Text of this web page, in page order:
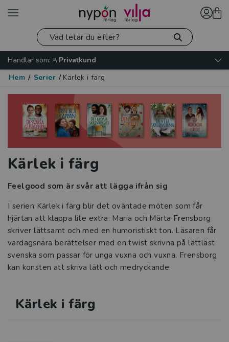
Handlar som:
Privatkund
Hem / Serier / Kärlek i färg
Kärlek i färg
Feelgood som är svår att lägga ifrån sig
I serien Kärlek i färg blir det oväntade möten som får
hjärtan att klappa lite extra. Maria och Märta Frensborg
skriver lättsamt och med en humoristiskt ton. Läsaren får
vardagsnära berättelser med en twist skrivna på lättläst
svenska som passar för unga vuxna och vuxna. Frensborg
kan konsten att skriva lätt och medryckande.
Kärlek i färg